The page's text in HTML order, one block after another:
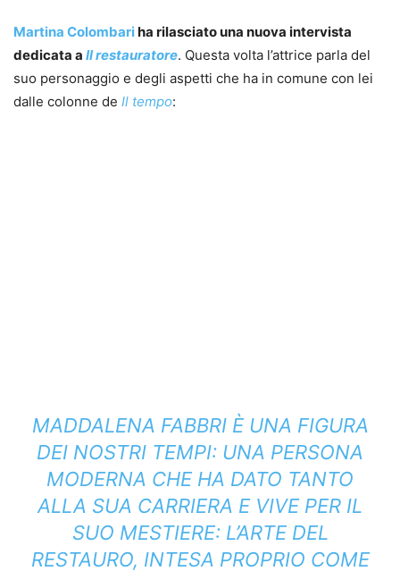
Martina Colombariha rilasciato una nuova intervista
dedicata a Il restauratore. Questa volta l’attrice parla del
suo personaggio e degli aspetti che ha in comune con lei
dalle colonne de Il tempo:
MADDALENA FABBRI È UNA FIGURA
DEI NOSTRI TEMPI: UNA PERSONA
MODERNA CHE HA DATO TANTO
ALLA SUA CARRIERA E VIVE PER IL
SUO MESTIERE: L’ARTE DEL
RESTAURO, INTESA PROPRIO COME